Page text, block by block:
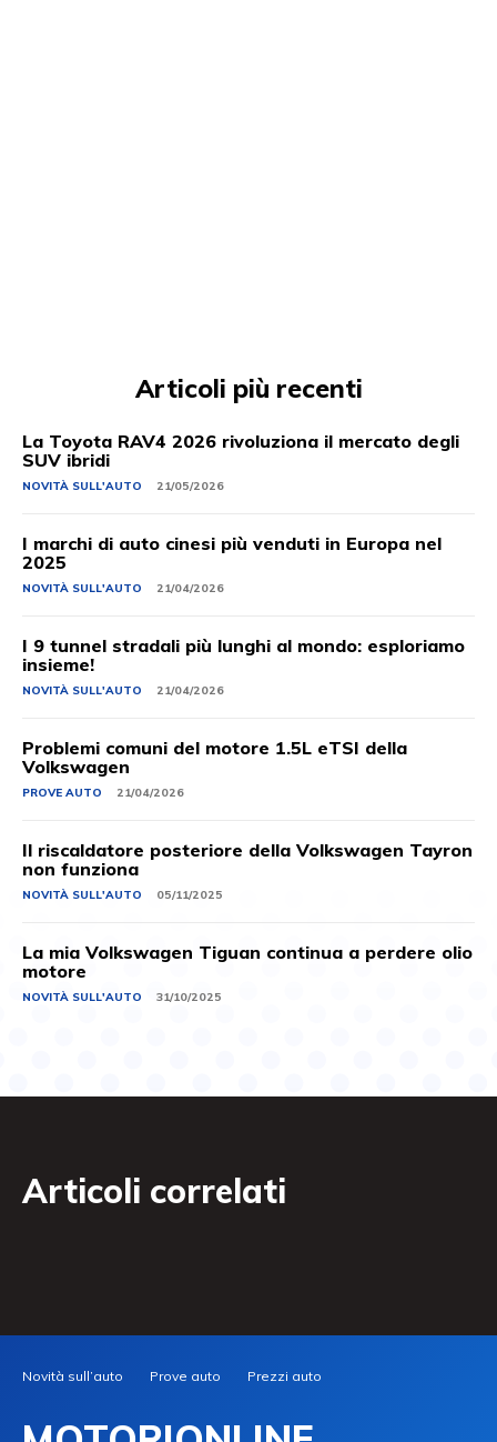
Articoli più recenti
La Toyota RAV4 2026 rivoluziona il mercato degli
SUV ibridi
NOVITÀ SULL'AUTO 21/05/2026
I marchi di auto cinesi più venduti in Europa nel
2025
NOVITÀ SULL'AUTO 21/04/2026
I 9 tunnel stradali più lunghi al mondo: esploriamo
insieme!
NOVITÀ SULL'AUTO 21/04/2026
Problemi comuni del motore 1.5L eTSI della
Volkswagen
PROVE AUTO 21/04/2026
Il riscaldatore posteriore della Volkswagen Tayron
non funziona
NOVITÀ SULL'AUTO 05/11/2025
La mia Volkswagen Tiguan continua a perdere olio
motore
NOVITÀ SULL'AUTO 31/10/2025
Articoli correlati
Novità sull’auto Prove auto Prezzi auto